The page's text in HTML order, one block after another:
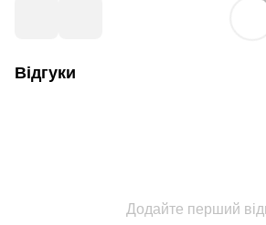
Відгуки
Додайте перший